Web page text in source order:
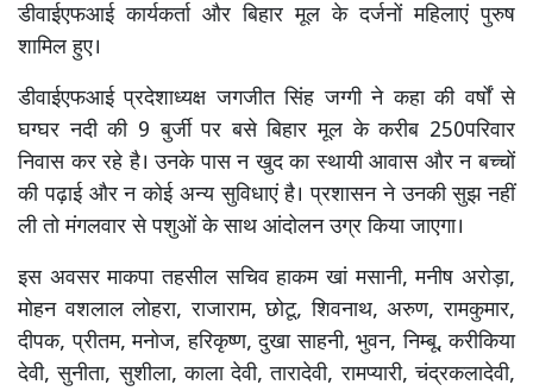
डीवाईएफआई कार्यकर्ता और बिहार मूल के दर्जनों महिलाएं पुरुष
शामिल हुए।
डीवाईएफआई प्रदेशाध्यक्ष जगजीत सिंह जग्गी ने कहा की वर्षों से
घग्घर नदी की 9 बुर्जी पर बसे बिहार मूल के करीब 250परिवार
निवास कर रहे है। उनके पास न खुद का स्थायी आवास और न बच्चों
की पढ़ाई और न कोई अन्य सुविधाएं है। प्रशासन ने उनकी सुझ नहीं
ली तो मंगलवार से पशुओं के साथ आंदोलन उग्र किया जाएगा।
इस अवसर माकपा तहसील सचिव हाकम खां मसानी, मनीष अरोड़ा,
मोहन वशलाल लोहरा, राजाराम, छोटू, शिवनाथ, अरुण, रामकुमार,
दीपक, प्रीतम, मनोज, हरिकृष्ण, दुखा साहनी, भुवन, निम्बू, करीकिया
देवी, सुनीता, सुशीला, काला देवी, तारादेवी, रामप्यारी, चंद्रकलादेवी,